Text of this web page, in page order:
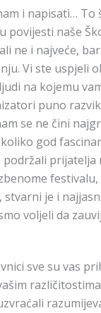
i napisati… To
povijesti naše
ne i najveće,
Vi ste uspjeli
na kojemu
puno
se ne čini
god
prijatelja
festivalu,
stvarni je i
voljeli da
sve su vas